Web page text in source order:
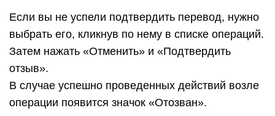
Если вы не успели подтвердить перевод, нужно
выбрать его, кликнув по нему в списке операций.
Затем нажать «Отменить» и «Подтвердить
отзыв».
В случае успешно проведенных действий возле
операции появится значок «Отозван».